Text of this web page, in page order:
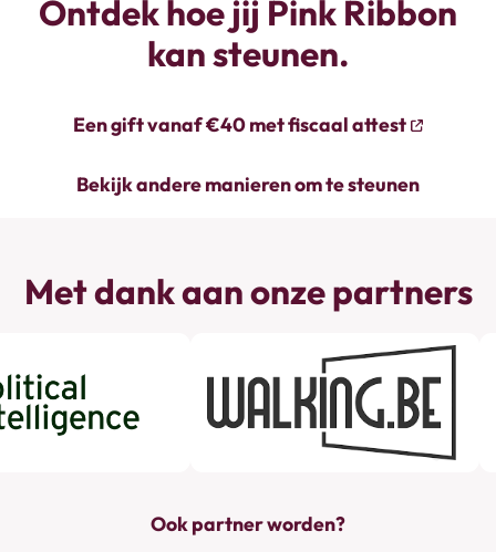
Ontdek hoe jij Pink Ribbon
kan steunen.
Een gift vanaf €40 met fiscaal attest
Bekijk andere manieren om te steunen
Met dank aan onze partners
Ook partner worden?